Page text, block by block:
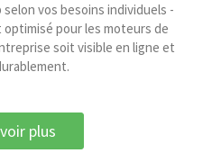
vos besoins individuels -
pour les moteurs de
soit visible en ligne et
plus